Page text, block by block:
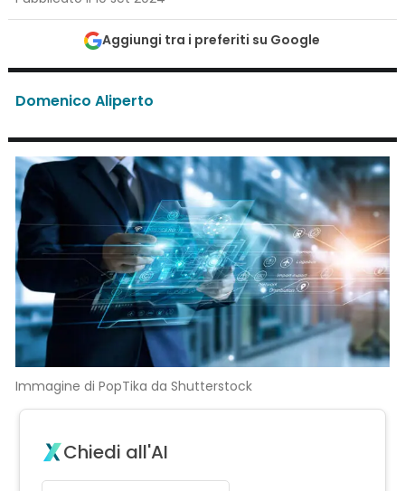
Aggiungi tra i preferiti su Google
Domenico Aliperto
Immagine di PopTika da Shutterstock
Chiedi all'AI